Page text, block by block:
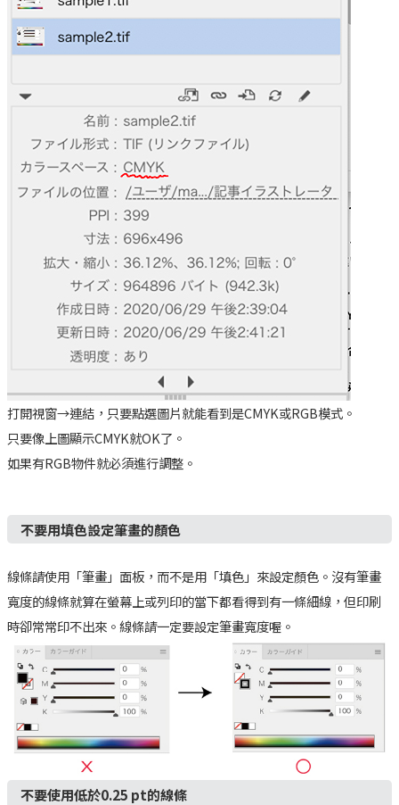
打開視窗→連結，只要點選圖片就能看到是CMYK或RGB模式。
只要像上圖顯示CMYK就OK了。
如果有RGB物件就必須進行調整。
不要用填色設定筆畫的顏色
線條請使用「筆畫」面板，而不是用「填色」來設定顏色。沒有筆畫
寬度的線條就算在螢幕上或列印的當下都看得到有一條細線，但印刷
時卻常常印不出來。線條請一定要設定筆畫寬度喔。
不要使用低於0.25 pt的線條